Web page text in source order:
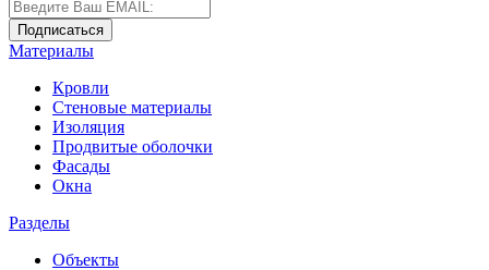
Материалы
Кровли
Стеновые материалы
Изоляция
Продвитые оболочки
Фасады
Окна
Разделы
Объекты